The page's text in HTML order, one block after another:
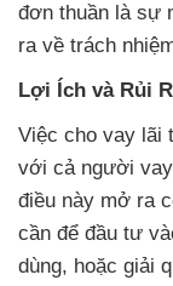
đơn thuần là sự
ra về trách
Lợi Ích và Rủi
Việc cho vay lãi
với cả người
điều này mở ra
cần để đầu tư
dùng, hoặc giải